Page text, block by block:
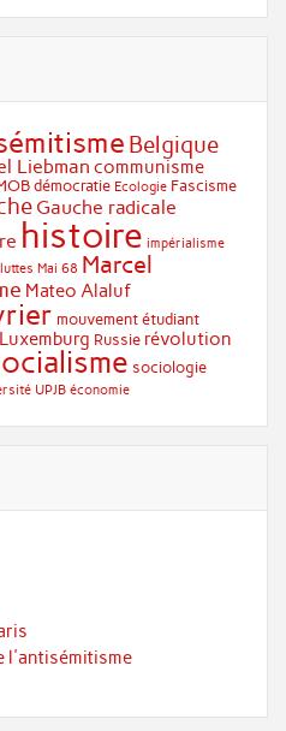
Belgique
Liebman communisme
démocratie Ecologie Fascisme
Gauche radicale
histoire impérialisme
luttes Mai 68 Marcel
Mateo Alaluf
mouvement étudiant
Russie révolution
sociologie
UPJB économie
l'antisémitisme